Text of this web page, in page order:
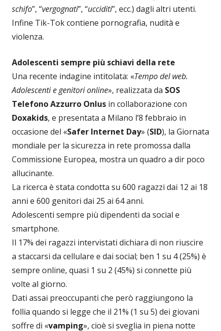
schifo”, “vergognati”, “ucciditi”, ecc.) dagli altri utenti.
Infine Tik-Tok contiene pornografia, nudità e
violenza.
Adolescenti sempre più schiavi della rete
Una recente indagine intitolata: «Tempo del web.
Adolescenti e genitori online», realizzata da SOS
Telefono Azzurro Onlus in collaborazione con
Doxakids, e presentata a Milano l’8 febbraio in
occasione del «Safer Internet Day» (SID), la Giornata
mondiale per la sicurezza in rete promossa dalla
Commissione Europea, mostra un quadro a dir poco
allucinante.
La ricerca è stata condotta su 600 ragazzi dai 12 ai 18
anni e 600 genitori dai 25 ai 64 anni.
Adolescenti sempre più dipendenti da social e
smartphone.
Il 17% dei ragazzi intervistati dichiara di non riuscire
a staccarsi da cellulare e dai social; ben 1 su 4 (25%) è
sempre online, quasi 1 su 2 (45%) si connette più
volte al giorno.
Dati assai preoccupanti che però raggiungono la
follia quando si legge che il 21% (1 su 5) dei giovani
soffre di «vamping», cioè si sveglia in piena notte